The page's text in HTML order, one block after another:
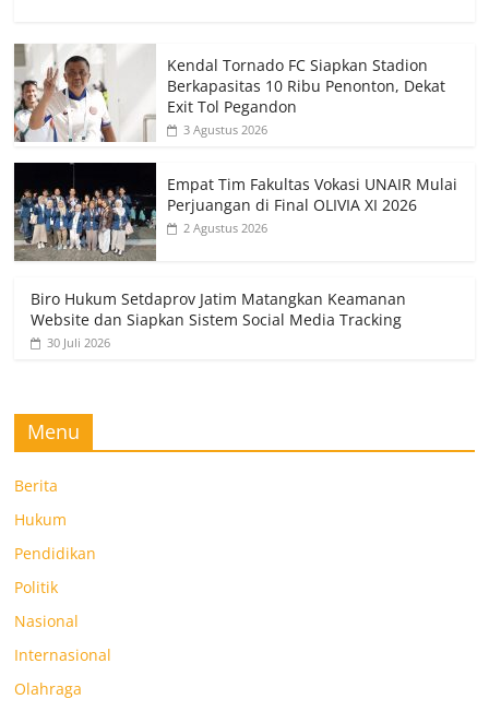
Kendal Tornado FC Siapkan Stadion
Berkapasitas 10 Ribu Penonton, Dekat
Exit Tol Pegandon
3 Agustus 2026
Empat Tim Fakultas Vokasi UNAIR Mulai
Perjuangan di Final OLIVIA XI 2026
2 Agustus 2026
Biro Hukum Setdaprov Jatim Matangkan Keamanan
Website dan Siapkan Sistem Social Media Tracking
30 Juli 2026
Menu
Berita
Hukum
Pendidikan
Politik
Nasional
Internasional
Olahraga